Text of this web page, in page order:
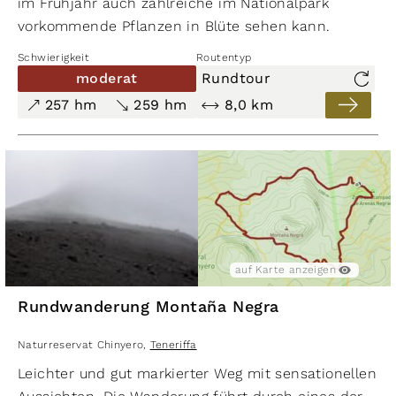
vorkommende Pflanzen in Blüte sehen kann.
Schwierigkeit Routentyp
moderat
Rundtour
257 hm
259 hm 8,0 km
auf Karte anzeigen
Rundwanderung Montaña Negra
Naturreservat Chinyero Teneriffa
Leichter und gut markierter Weg mit sensationellen